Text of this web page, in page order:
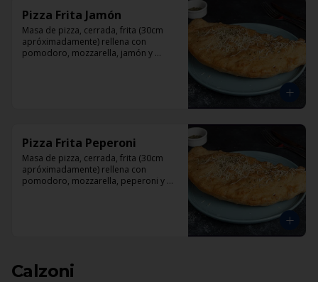
Pizza Frita Jamón
Masa de pizza, cerrada, frita (30cm
apróximadamente) rellena con
pomodoro, mozzarella, jamón y
Pizza Frita Peperoni
Masa de pizza, cerrada, frita (30cm
apróximadamente) rellena con
pomodoro, mozzarella, peperoni y
Calzoni